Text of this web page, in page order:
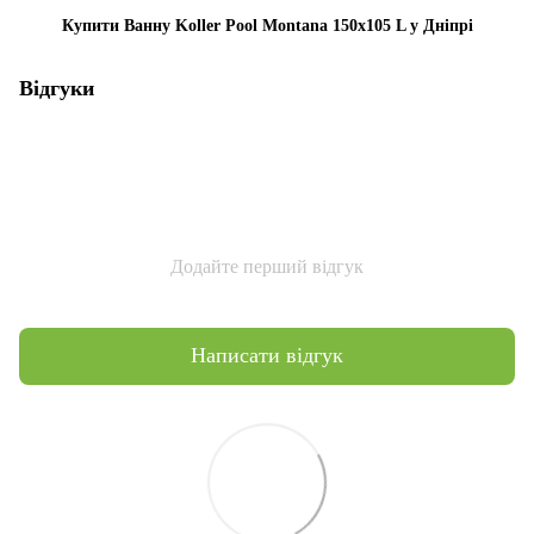
Купити Ванну Koller Pool Montana 150x105 L у Дніпрі
Відгуки
Додайте перший відгук
Написати відгук